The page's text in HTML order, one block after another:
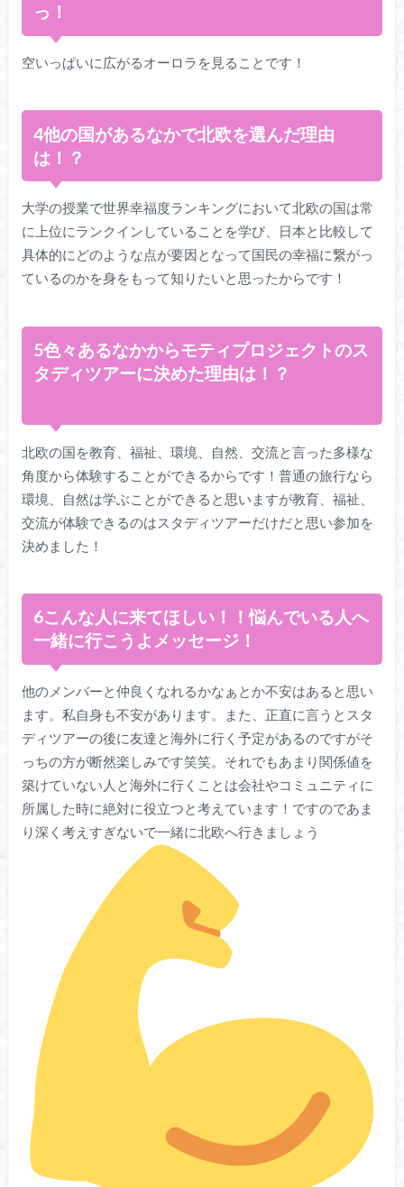
っ！
空いっぱいに広がるオーロラを見ることです！
4他の国があるなかで北欧を選んだ理由
は！？
大学の授業で世界幸福度ランキングにおいて北欧の国は常
に上位にランクインしていることを学び、日本と比較して
具体的にどのような点が要因となって国民の幸福に繋がっ
ているのかを身をもって知りたいと思ったからです！
5色々あるなかからモティプロジェクトのス
タディツアーに決めた理由は！？
北欧の国を教育、福祉、環境、自然、交流と言った多様な
角度から体験することができるからです！普通の旅行なら
環境、自然は学ぶことができると思いますが教育、福祉、
交流が体験できるのはスタディツアーだけだと思い参加を
決めました！
6こんな人に来てほしい！！悩んでいる人へ
一緒に行こうよメッセージ！
他のメンバーと仲良くなれるかなぁとか不安はあると思い
ます。私自身も不安があります。また、正直に言うとスタ
ディツアーの後に友達と海外に行く予定があるのですがそ
っちの方が断然楽しみです笑笑。それでもあまり関係値を
築けていない人と海外に行くことは会社やコミュニティに
所属した時に絶対に役立つと考えています！ですのであま
り深く考えすぎないで一緒に北欧へ行きましょう